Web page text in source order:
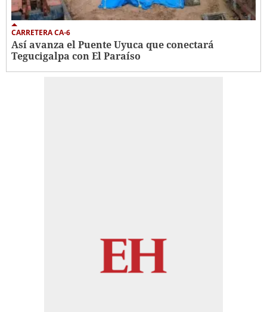
CARRETERA CA-6
Así avanza el Puente Uyuca que conectará
Tegucigalpa con El Paraíso